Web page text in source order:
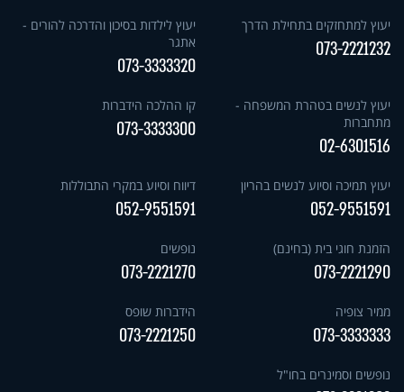
יעוץ למתחזקים בתחילת הדרך
073-2221232
יעוץ לילדות בסיכון והדרכה להורים -
אתגר
073-3333320
יעוץ לנשים בטהרת המשפחה -
מתחברות
02-6301516
קו ההלכה הידברות
073-3333300
יעוץ תמיכה וסיוע לנשים בהריון
052-9551591
דיווח וסיוע במקרי התבוללות
052-9551591
הזמנת חוגי בית (בחינם)
073-2221290
נופשים
073-2221270
ממיר צופיה
073-3333333
הידברות שופס
073-2221250
נופשים וסמינרים בחו"ל